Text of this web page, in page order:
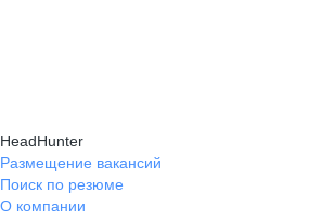
HeadHunter
Размещение вакансий
Поиск по резюме
О компании